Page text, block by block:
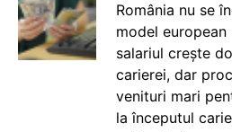
România nu se
model
salariul crește
carierei, dar
venituri mari
la începutul